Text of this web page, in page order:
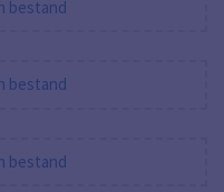
bestand
bestand
bestand